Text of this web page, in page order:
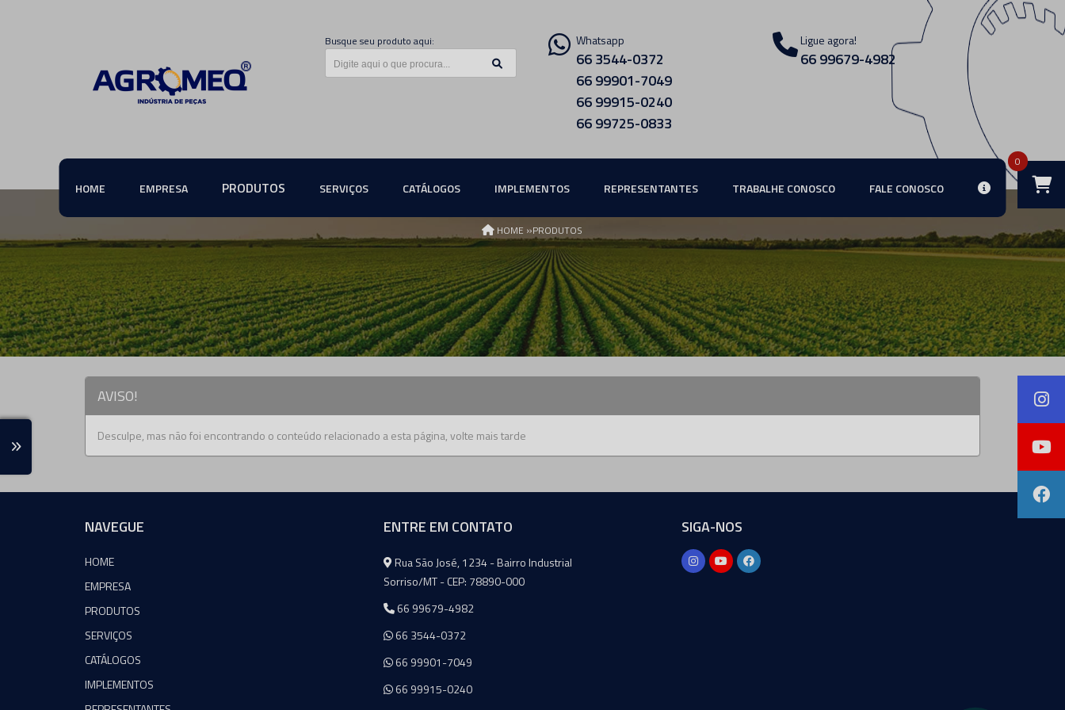
Busque seu produto aqui: Whatsapp
66 3544-0372
66 99901-7049
66 99915-0240
66 99725-0833
Ligue agora!
66 99679-4982
HOME EMPRESA PRODUTOS SERVIÇOS CATÁLOGOS IMPLEMENTOS REPRESENTANTES TRABALHE CONOSCO FALE CONOSCO
0
HOME »PRODUTOS
AVISO!
Desculpe, mas não foi encontrando o conteúdo relacionado a esta página, volte mais tarde
NAVEGUE
HOME
EMPRESA
PRODUTOS
SERVIÇOS
CATÁLOGOS
IMPLEMENTOS
ENTRE EM CONTATO
Agromeq
Rua São José, 1234 - Bairro Industrial
Sorriso/MT - CEP: 78890-000
66 99679-4982
66 3544-0372
66 99901-7049
66 99915-0240
SIGA-NOS